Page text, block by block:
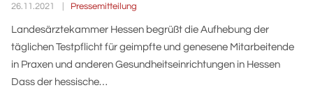
26.11.2021 Pressemitteilung
Landesärztekammer Hessen begrüßt die Aufhebung der
täglichen Testpflicht für geimpfte und genesene Mitarbeitende
in Praxen und anderen Gesundheitseinrichtungen in Hessen
Dass der hessische…